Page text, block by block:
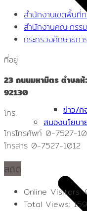
ข่าว/กิ
สนองนโยบา
สำนักงานเขตพื้นที่
สำนักงานคณะกรร
กระทรวงศึกษาธิกา
ที่อยู่
23 ถนนมหามิตร ตำบล
92130
โทร.
โทรโทรศัพท์ 0-7527-
โทรสาร 0-7527-1012
สถิติ
Online Visitors:
Total Views: